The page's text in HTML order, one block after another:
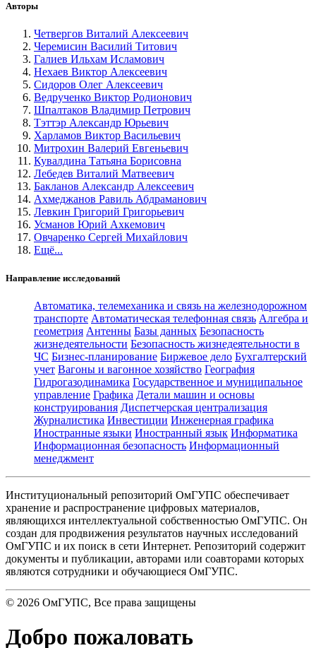
Авторы
Четвергов Виталий Алексеевич
Черемисин Василий Титович
Галиев Ильхам Исламович
Нехаев Виктор Алексеевич
Сидоров Олег Алексеевич
Ведрученко Виктор Родионович
Шпалтаков Владимир Петрович
Тэттэр Александр Юрьевич
Харламов Виктор Васильевич
Митрохин Валерий Евгеньевич
Кувалдина Татьяна Борисовна
Лебедев Виталий Матвеевич
Бакланов Александр Алексеевич
Ахмеджанов Равиль Абдраманович
Левкин Григорий Григорьевич
Усманов Юрий Ахкемович
Овчаренко Сергей Михайлович
Ещё...
Направление исследований
Автоматика, телемеханика и связь на железнодорожном
транспорте Автоматическая телефонная связь Алгебра и
геометрия Антенны Базы данных Безопасность
жизнедеятельности Безопасность жизнедеятельности в
ЧС Бизнес-планирование Биржевое дело Бухгалтерский
учет Вагоны и вагонное хозяйство География
Гидрогазодинамика Государственное и муниципальное
управление Графика Детали машин и основы
конструирования Диспетчерская централизация
Журналистика Инвестиции Инженерная графика
Иностранные языки Иностранный язык Информатика
Информационная безопасность Информационный
менеджмент
Институциональный репозиторий ОмГУПС обеспечивает
хранение и распространение цифровых материалов,
являющихся интеллектуальной собственностью ОмГУПС. Он
создан для продвижения результатов научных исследований
ОмГУПС и их поиск в сети Интернет. Репозиторий содержит
документы и публикации, авторами или соавторами которых
являются сотрудники и обучающиеся ОмГУПС.
© 2026 ОмГУПС, Все права защищены
Добро пожаловать